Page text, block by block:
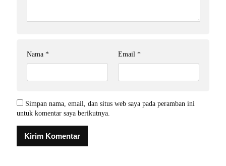
Nama * Email *
Simpan nama, email, dan situs web saya pada peramban ini
untuk komentar saya berikutnya.